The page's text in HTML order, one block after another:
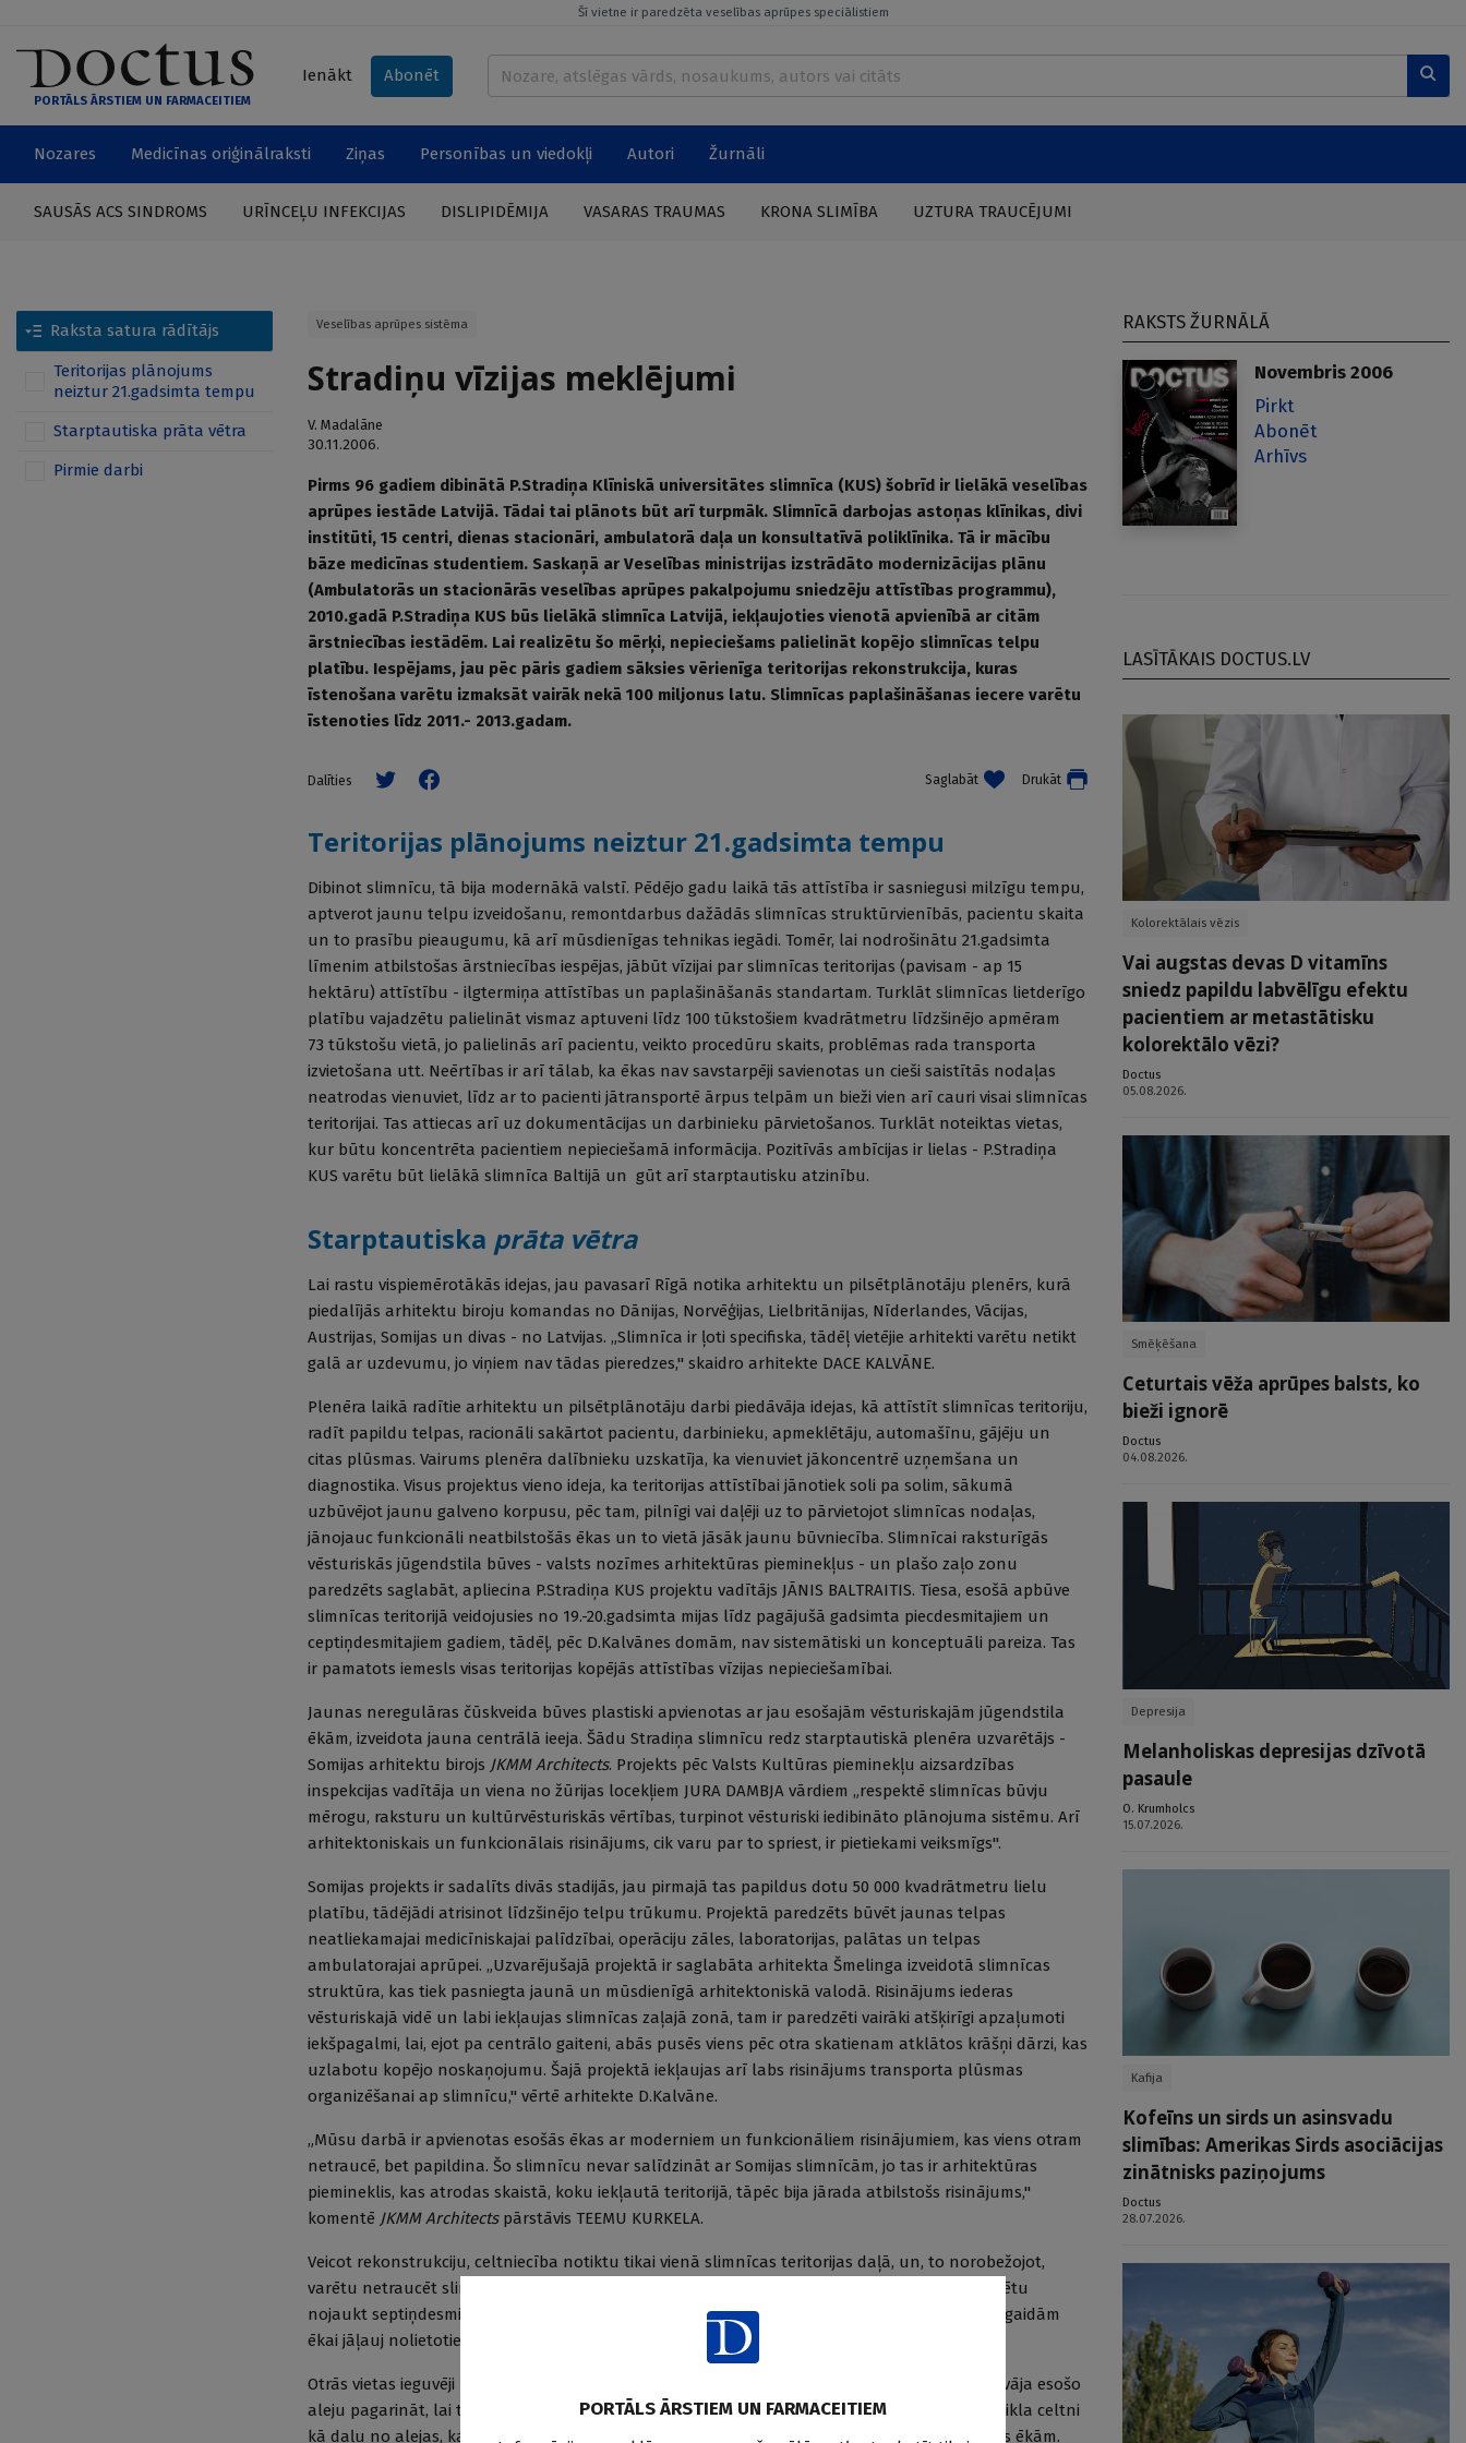
Šī vietne ir paredzēta veselības aprūpes speciālistiem
PORTĀLS ĀRSTIEM UN FARMACEITIEM
Ienākt Abonēt
Nozares Medicīnas oriģinālraksti Ziņas Personības un viedokļi Autori Žurnāli
SAUSĀS ACS SINDROMS URĪNCEĻU INFEKCIJAS DISLIPIDĒMIJA VASARAS TRAUMAS KRONA SLIMĪBA UZTURA TRAUCĒJUMI
Raksta satura rādītājs
Teritorijas plānojums
neiztur 21.gadsimta tempu
Starptautiska prāta vētra
Pirmie darbi
Veselības aprūpes sistēma
Stradiņu vīzijas meklējumi
V. Madalāne
30.11.2006.
Pirms 96 gadiem dibinātā P.Stradiņa Klīniskā universitātes slimnīca (KUS) šobrīd ir lielākā veselības
aprūpes ie­stā­de Latvijā. Tādai tai plānots būt arī turpmāk. Slimnīcā darbojas astoņas klīnikas, divi
institūti, 15 centri, dienas stacionāri, ambulatorā daļa un konsultatīvā poliklīnika. Tā ir mācību
bāze medicīnas studentiem. Saskaņā ar Ve­se­lī­bas ministrijas izstrādāto modernizācijas plānu
(Ambulatorās un stacionārās veselības aprūpes pakalpojumu sniedzēju attīstības programmu),
2010.gadā P.Stradiņa KUS būs lielākā slimnīca Latvijā, iekļaujoties vienotā apvienībā ar citām
ārstniecības iestādēm. Lai realizētu šo mērķi, nepieciešams palielināt kopējo slimnīcas telpu
platību. Iespējams, jau pēc pāris gadiem sāksies vērienīga teritorijas rekonstrukcija, kuras
īstenošana varētu izmaksāt vairāk nekā 100 miljonus latu. Slimnīcas paplašināšanas iecere varētu
īstenoties līdz 2011.- 2013.gadam.
Dalīties Saglabāt Drukāt
Teritorijas plānojums neiztur 21.gadsimta tempu
Dibinot slimnīcu, tā bija modernākā valstī. Pēdējo gadu laikā tās attīstība ir sasniegusi milzīgu tempu,
aptverot jaunu telpu izveidošanu, remontdarbus dažādās slimnīcas struktūrvienībās, pacientu skaita
un to prasību pieaugumu, kā arī mūsdienīgas tehnikas iegādi. Tomēr, lai nodrošinātu 21.gadsimta
līmenim atbilstošas ārstniecības iespējas, jābūt vīzijai par slimnīcas teritorijas (pavisam - ap 15
hektāru) attīstību - ilgtermiņa attīstības un paplašināšanās standartam. Turklāt slimnīcas lietderīgo
platību vajadzētu palielināt vismaz aptuveni līdz 100 tūkstošiem kvadrātmetru līdzšinējo apmēram
73 tūkstošu vie­tā, jo palielinās arī pacientu, veikto procedūru skaits, problēmas rada transporta
izvietošana utt. Neērtības ir arī tālab, ka ēkas nav savstarpēji savienotas un cieši saistītās nodaļas
neatrodas vienuviet, līdz ar to pacienti jātransportē ārpus telpām un bieži vien arī cauri visai slimnīcas
teritorijai. Tas attiecas arī uz dokumentācijas un darbinieku pārvietošanos. Turklāt noteiktas vietas,
kur būtu koncentrēta pacientiem nepieciešamā informācija. Pozitīvās ambīcijas ir lielas - P.Stradiņa
KUS varētu būt lielākā slimnīca Baltijā un gūt arī starptautisku atzinību.
Starptautiska prāta vētra
Lai rastu vispiemērotākās idejas, jau pavasarī Rīgā notika arhitektu un pilsētplānotāju plenērs, kurā
piedalījās arhitektu biroju komandas no Dānijas, Norvēģijas, Lielbritānijas, Nīderlandes, Vācijas,
Austrijas, Somijas un divas - no Latvijas. „Slimnīca ir ļoti specifiska, tādēļ vietējie arhitekti varētu netikt
galā ar uzdevumu, jo viņiem nav tādas pieredzes," skaidro arhitekte DACE KALVĀNE.
Plenēra laikā radītie arhitektu un pilsētplānotāju darbi piedāvāja idejas, kā attīstīt slimnīcas teritoriju,
radīt papildu telpas, racionāli sakārtot pacientu, darbinieku, apmeklētāju, automašīnu, gājēju un
citas plūsmas. Vairums plenēra dalībnieku uzskatīja, ka vienuviet jākoncentrē uzņemšana un
diagnostika. Visus projektus vieno ideja, ka teritorijas attīstībai jānotiek soli pa solim, sākumā
uzbūvējot jaunu galveno korpusu, pēc tam, pilnīgi vai daļēji uz to pārvietojot slimnīcas nodaļas,
jānojauc funkcionāli neatbilstošās ēkas un to vietā jāsāk jaunu būvniecība. Slimnīcai raksturīgās
vēsturiskās jūgendstila būves - valsts nozīmes arhitektūras pieminekļus - un plašo zaļo zonu
paredzēts saglabāt, apliecina P.Stradiņa KUS projektu vadītājs JĀNIS BALTRAITIS. Tiesa, esošā apbūve
slimnīcas teritorijā veidojusies no 19.-20.gadsimta mijas līdz pagājušā gadsimta piecdesmitajiem un
ceptiņdesmitajiem gadiem, tādēļ, pēc D.Kalvānes domām, nav sistemātiski un konceptuāli pareiza. Tas
ir pamatots iemesls visas teritorijas kopējās attīstības vīzijas nepieciešamībai.
Jaunas neregulāras čūskveida būves plastiski apvienotas ar jau esošajām vēsturiskajām jūgendstila
ēkām, izveidota jauna centrālā ieeja. Šādu Stradiņa slimnīcu redz starptautiskā plenēra uzvarētājs -
Somijas arhitektu birojs JKMM Architects. Projekts pēc Valsts Kultūras pieminekļu aizsardzības
inspekcijas vadītāja un viena no žūrijas locekļiem JURA DAMBJA vārdiem „respektē slimnīcas būvju
mērogu, raksturu un kultūrvēsturiskās vērtības, turpinot vēsturiski iedibināto plānojuma sistēmu. Arī
arhitektoniskais un funkcionālais risinājums, cik varu par to spriest, ir pietiekami veiksmīgs".
Somijas projekts ir sadalīts divās stadijās, jau pirmajā tas papildus dotu 50 000 kvadrātmetru lielu
platību, tādējādi atrisinot līdzšinējo telpu trūkumu. Projektā paredzēts būvēt jaunas telpas
neatliekamajai medicīniskajai palīdzībai, operāciju zāles, laboratorijas, palātas un telpas
ambulatorajai aprūpei. „Uzvarējušajā projektā ir saglabāta arhitekta Šmelinga izveidotā slimnīcas
struktūra, kas tiek pasniegta jaunā un mūsdienīgā arhitektoniskā valodā. Risinājums iederas
vēsturiskajā vidē un labi iekļaujas slimnīcas zaļajā zonā, tam ir paredzēti vairāki atšķirīgi apzaļumoti
iekšpagalmi, lai, ejot pa centrālo gaiteni, abās pusēs viens pēc otra skatienam atklātos krāšņi dārzi, kas
uzlabotu kopējo noskaņojumu. Šajā projektā iekļaujas arī labs risinājums transporta plūsmas
organizēšanai ap slimnīcu," vērtē arhitekte D.Kalvāne.
„Mūsu darbā ir apvienotas esošās ēkas ar moderniem un funkcionāliem risinājumiem, kas viens otram
netraucē, bet papildina. Šo slimnīcu nevar salīdzināt ar Somijas slimnīcām, jo tas ir arhitektūras
piemineklis, kas atrodas skaistā, koku iekļautā teritorijā, tāpēc bija jārada atbilstošs risinājums,"
komentē JKMM Architectspārstāvis TEEMU KURKELA.
Veicot rekonstrukciju, celtniecība notiktu tikai vienā slimnīcas teritorijas daļā, un, to norobežojot,
varētu netraucēt slimnīcas pamatdarbību. Tikai teritorijas rekonstrukcijas otrajā posmā varētu
nojaukt septiņdesmitajos gados celto kardioloģijas korpusu, jo līdzšinējo ieguldījumu dēļ pagaidām
ēkai jāļauj nolietoties.
Otrās vietas ieguvēji - Norvēģijas un Dānijas arhitektu birojs
- piedāvāja esošo
aleju pagarināt, lai tā ietu cauri visai slimnīcas teritorijai, un centrālajā daļā uzbūvēt lielu stikla celtni
kā daļu no alejas, kas būtu kā savienojošs elements starp abās pusēs izvietotajām slimnīcas ēkām.
RAKSTS ŽURNĀLĀ
Novembris 2006
Pirkt
Abonēt
Arhīvs
LASĪTĀKAIS DOCTUS.LV
Kolorektālais vēzis
Vai augstas devas D vitamīns
sniedz papildu labvēlīgu efektu
pacientiem ar metastātisku
kolorektālo vēzi?
Doctus
05.08.2026.
Smēķēšana
Ceturtais vēža aprūpes balsts, ko
bieži ignorē
Doctus
04.08.2026.
Depresija
Melanholiskas depresijas dzīvotā
pasaule
O. Krumholcs
15.07.2026.
Kafija
Kofeīns un sirds un asinsvadu
slimības: Amerikas Sirds asociācijas
zinātnisks paziņojums
Doctus
28.07.2026.
PORTĀLS ĀRSTIEM UN FARMACEITIEM